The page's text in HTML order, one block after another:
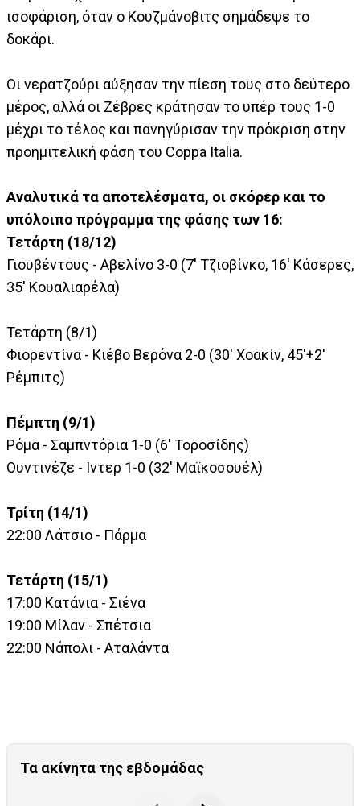
ισοφάριση, όταν ο Κουζμάνοβιτς σημάδεψε το
δοκάρι.
Οι νερατζούρι αύξησαν την πίεση τους στο δεύτερο
μέρος, αλλά οι Ζέβρες κράτησαν το υπέρ τους 1-0
μέχρι το τέλος και πανηγύρισαν την πρόκριση στην
προημιτελική φάση του Coppa Italia.
Αναλυτικά τα αποτελέσματα, οι σκόρερ και το
υπόλοιπο πρόγραμμα της φάσης των 16:
Τετάρτη (18/12)
Γιουβέντους - Αβελίνο 3-0 (7' Τζιοβίνκο, 16' Κάσερες,
35' Κουαλιαρέλα)
Τετάρτη (8/1)
Φιορεντίνα - Κιέβο Βερόνα 2-0 (30' Χοακίν, 45'+2'
Ρέμπιτς)
Πέμπτη (9/1)
Ρόμα - Σαμπντόρια 1-0 (6' Τοροσίδης)
Ουντινέζε - Ιντερ 1-0 (32' Μαϊκοσουέλ)
Τρίτη (14/1)
22:00 Λάτσιο - Πάρμα
Τετάρτη (15/1)
17:00 Κατάνια - Σιένα
19:00 Μίλαν - Σπέτσια
22:00 Νάπολι - Αταλάντα
Τα ακίνητα της εβδομάδας